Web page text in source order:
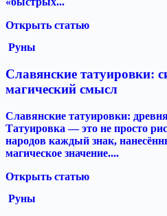
Открыть статью
Руны
Славянские татуировки:
магический смысл
Славянские татуировки:
Татуировка — это не просто
народов каждый знак,
магическое значение....
Открыть статью
Руны